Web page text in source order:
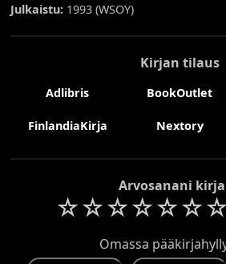
Julkaistu: 1993 (WSOY)
Kirjan tilaus
Adlibris BookOutlet
FinlandiaKirja Nextory
Arvosanani
☆☆☆☆☆☆☆
Omassa